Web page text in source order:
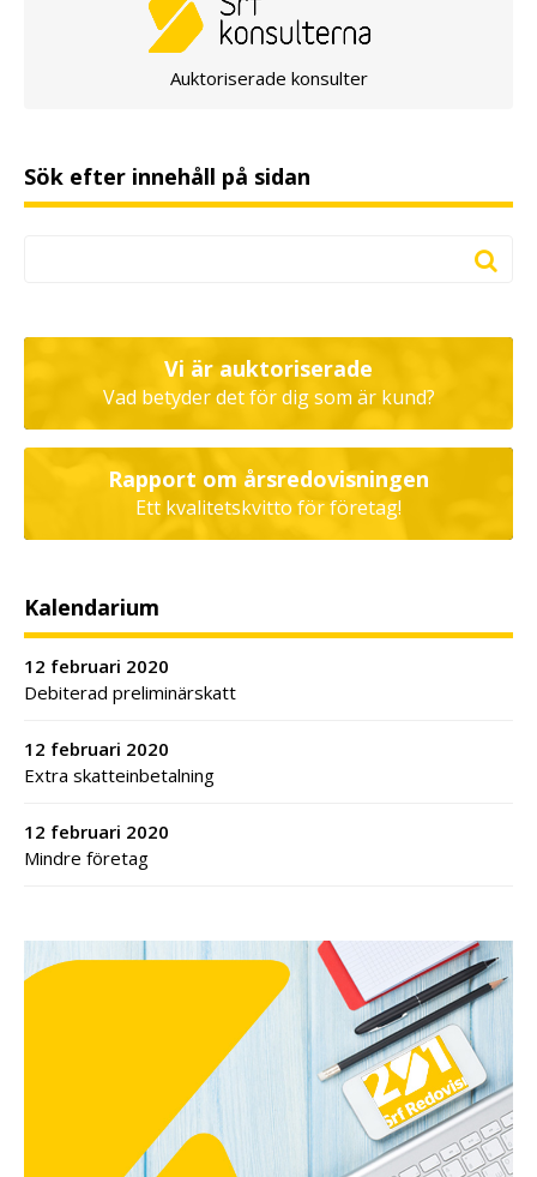
Auktoriserade konsulter
Sök efter innehåll på sidan
Vi är auktoriserade
Vad betyder det för dig som är kund?
Rapport om årsredovisningen
Ett kvalitetskvitto för företag!
Kalendarium
12 februari 2020
Debiterad preliminärskatt
12 februari 2020
Extra skatteinbetalning
12 februari 2020
Mindre företag